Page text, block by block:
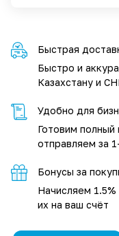
Быстрая
Быстро и
Казахстану и
Удобно для
Готовим
отправляем за
Бонусы за
Начисляем
их на ваш счёт